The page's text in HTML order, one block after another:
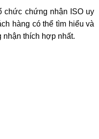
chức chứng nhận ISO uy
hàng có thể tìm hiểu và
nhận thích hợp nhất.